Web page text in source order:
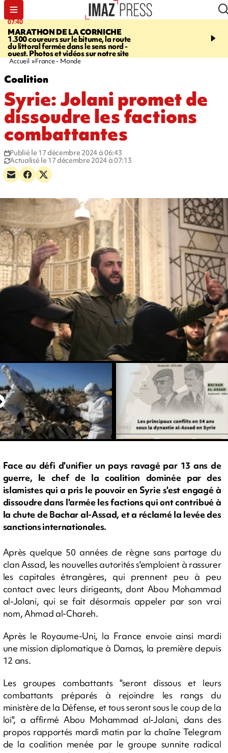
07:40
MARATHON DE LA CORNICHE
1.300 coureurs sur le bitume, la route
du littoral fermée dans le sens nord -
ouest. Photos et vidéos sur notre site
10:33
l’enfance - une
Accueil France - Monde
Coalition
Syrie: Jolani promet de
dissoudre les factions
combattantes
Publié le 17 décembre 2024 à 06:43
Actualisé le 17 décembre 2024 à 07:13
Face au défi d'unifier un pays ravagé par 13 ans de
guerre, le chef de la coalition dominée par des
islamistes qui a pris le pouvoir en Syrie s'est engagé à
dissoudre dans l'armée les factions qui ont contribué à
la chute de Bachar al-Assad, et a réclamé la levée des
sanctions internationales.
Après quelque 50 années de règne sans partage du
clan Assad, les nouvelles autorités s'emploient à rassurer
les capitales étrangères, qui prennent peu à peu
contact avec leurs dirigeants, dont Abou Mohammad
al-Jolani, qui se fait désormais appeler par son vrai
nom, Ahmad al-Chareh.
Après le Royaume-Uni, la France envoie ainsi mardi
une mission diplomatique à Damas, la première depuis
12 ans.
Les groupes combattants "seront dissous et leurs
combattants préparés à rejoindre les rangs du
ministère de la Défense, et tous seront sous le coup de la
loi", a affirmé Abou Mohammad al-Jolani, dans des
propos rapportés mardi matin par la chaîne Telegram
de la coalition menée par le groupe sunnite radical